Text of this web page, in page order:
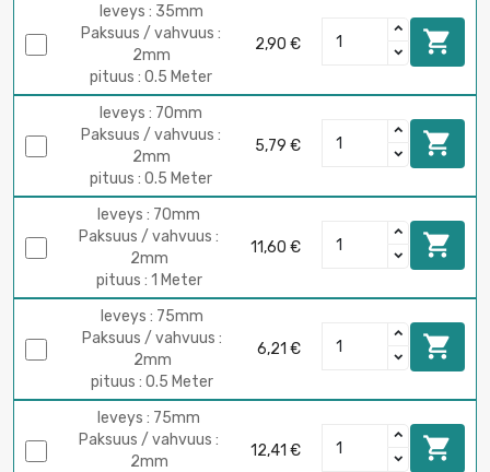
leveys : 35mm
Paksuus / vahvuus :
2mm
pituus : 0.5 Meter
2,90 € 
leveys : 70mm
Paksuus / vahvuus :
2mm
pituus : 0.5 Meter
5,79 € 
leveys : 70mm
Paksuus / vahvuus :
2mm
pituus : 1 Meter
11,60 € 
leveys : 75mm
Paksuus / vahvuus :
2mm
pituus : 0.5 Meter
6,21 € 
leveys : 75mm
Paksuus / vahvuus :
2mm
12,41 € 